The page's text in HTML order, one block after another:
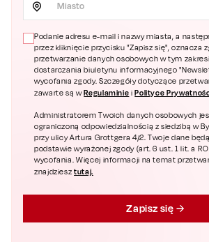
Miasto
Podanie adresu e-mail i nazwy miasta, a
przez kliknięcie przycisku "Zapisz się", oznacza
przetwarzanie danych osobowych w tym
dostarczania biuletynu informacyjnego
wycofania zgody. Szczegóły dotyczące
zawarte są wRegulaminie iPolityce
Administratorem Twoich danych osobowych
ograniczoną odpowiedzialnością z siedzibą w
przy ulicy Artura Grottgera 4/2. Twoje dane
podstawie wyrażonej zgody (art. 6 ust. 1 lit. a
wycofania. Więcej informacji na temat
znajdziesztutaj.
Zapisz się